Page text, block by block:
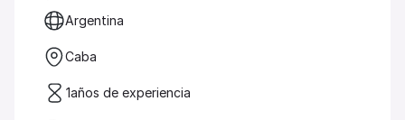
Argentina
Caba
1años de experiencia